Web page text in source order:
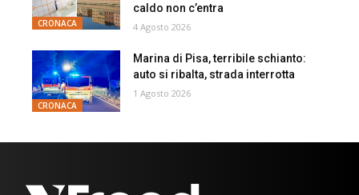
CRONACA
caldo non c’entra
4 Agosto 2026
CRONACA
Marina di Pisa, terribile schianto:
auto si ribalta, strada interrotta
1 Agosto 2026